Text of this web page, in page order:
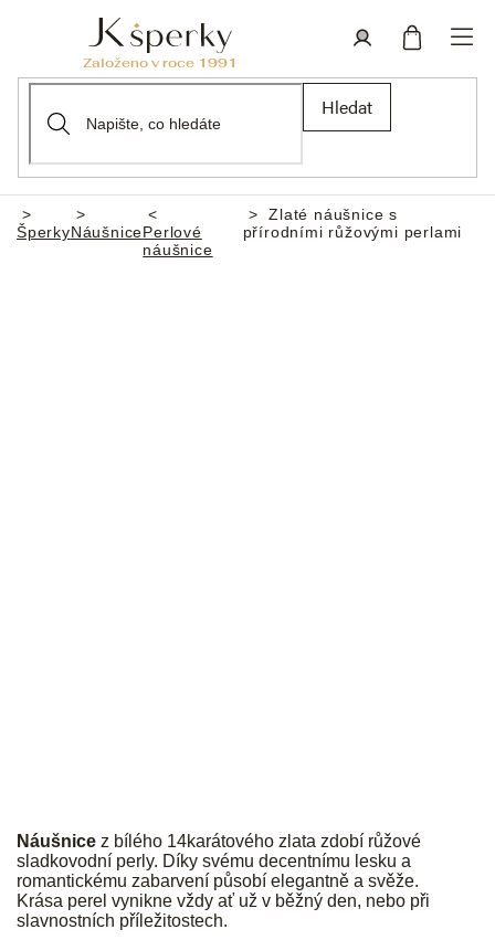
Hledat
Domů
ŠperkyNáušnicePerlové
náušnice
Zlaté náušnice s
přírodními růžovými perlami
Náušnice z bílého 14karátového zlata zdobí růžové
sladkovodní perly. Díky svému decentnímu lesku a
romantickému zabarvení působí elegantně a svěže.
Krása perel vynikne vždy ať už v běžný den, nebo při
slavnostních příležitostech.